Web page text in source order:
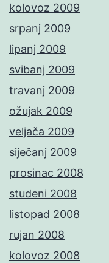
kolovoz 2009
srpanj 2009
lipanj 2009
svibanj 2009
travanj 2009
ožujak 2009
veljača 2009
siječanj 2009
prosinac 2008
studeni 2008
listopad 2008
rujan 2008
kolovoz 2008